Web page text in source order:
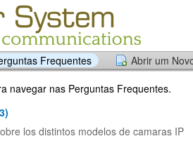
Frequentes
Abrir um
navegar nas Perguntas Frequentes.
los distintos modelos de camaras IP